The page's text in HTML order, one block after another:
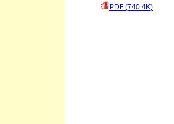
PDF (740.4K)